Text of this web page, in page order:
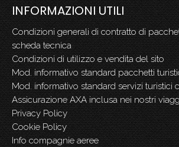
INFORMAZIONI UTILI
Condizioni generali di contratto di
scheda tecnica
Condizioni di utilizzo e vendita del sito
Mod. informativo standard pacchetti
Mod. informativo standard servizi turistici
Assicurazione AXA inclusa nei nostri
Privacy Policy
Cookie Policy
Info compagnie aeree